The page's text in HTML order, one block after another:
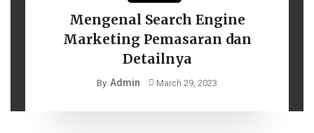
Mengenal Search Engine
Marketing Pemasaran dan
Detailnya
By Admin March 29, 2023